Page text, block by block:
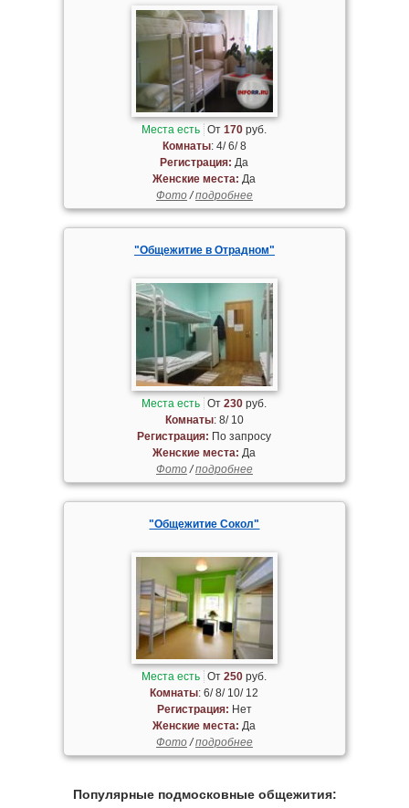
Места есть От170 руб.
Комнаты: 4/ 6/ 8
Регистрация: Да
Женские места: Да
Фото/подробнее
"Общежитие в Отрадном"
Места есть От230 руб.
Комнаты: 8/ 10
Регистрация: По запросу
Женские места: Да
Фото/подробнее
"Общежитие Сокол"
Места есть От250 руб.
Комнаты: 6/ 8/ 10/ 12
Регистрация: Нет
Женские места: Да
Фото/подробнее
Популярные подмосковные общежития: